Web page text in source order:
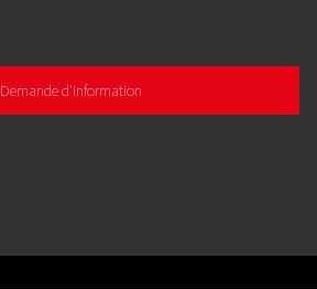
Demande d'information